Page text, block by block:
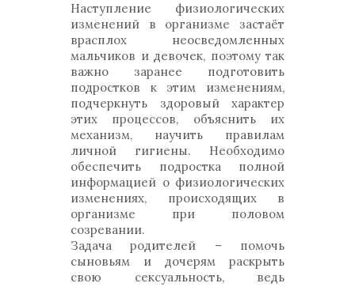
Наступление физиологических
изменений в организме застаёт
врасплох неосведомленных
мальчиков и девочек, поэтому так
важно заранее подготовить
подростков к этим изменениям,
подчеркнуть здоровый характер
этих процессов, объяснить их
механизм, научить правилам
личной гигиены. Необходимо
обеспечить подростка полной
информацией о физиологических
изменениях, происходящих в
организме при половом
созревании.
Задача родителей – помочь
сыновьям и дочерям раскрыть
свою сексуальность, ведь